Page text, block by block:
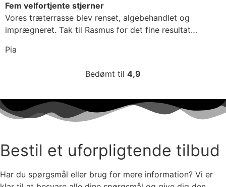
Fem velfortjente stjerner
Vores træterrasse blev renset, algebehandlet og
imprægneret. Tak til Rasmus for det fine resultat…
Pia
Bedømt til 4,9
Bestil et uforpligtende tilbud
Har du spørgsmål eller brug for mere information? Vi er